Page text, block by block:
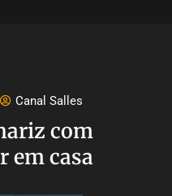
Canal Salles
com
em casa